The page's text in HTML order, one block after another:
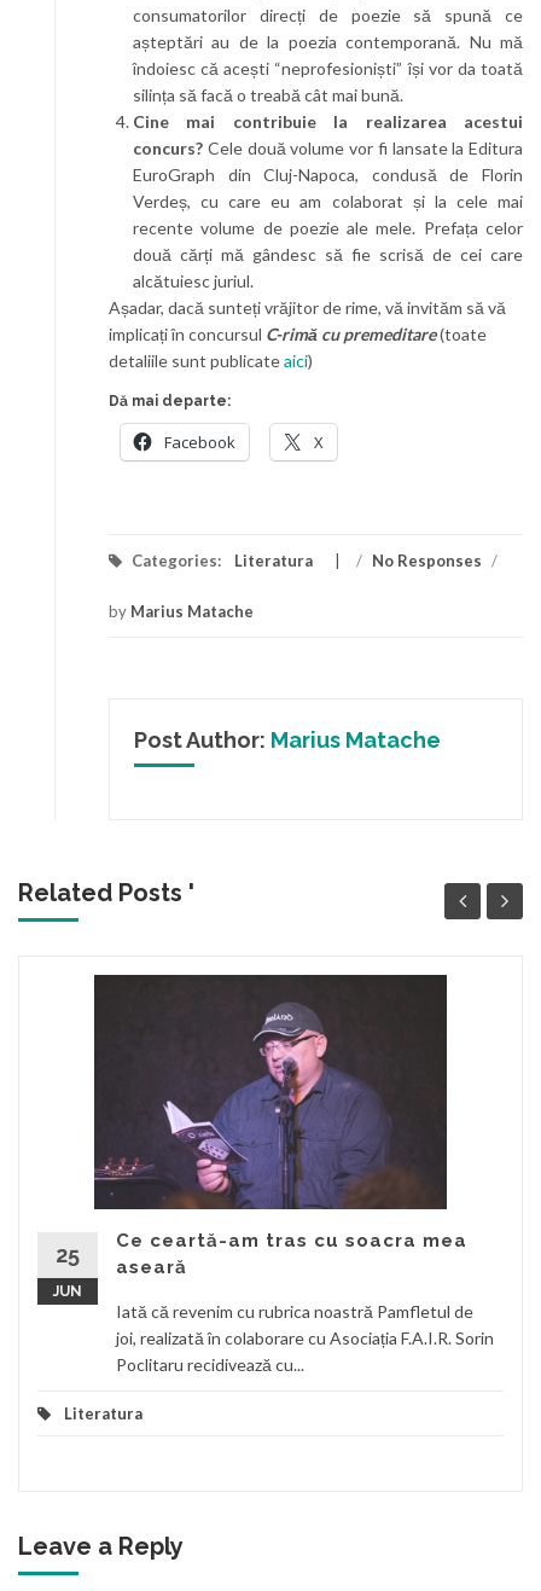
consumatorilor direcți de poezie să spună ce
așteptări au de la poezia contemporană. Nu mă
îndoiesc că acești “neprofesioniști” își vor da toată
silința să facă o treabă cât mai bună.
Cine mai contribuie la realizarea acestui
concurs? Cele două volume vor fi lansate la Editura
EuroGraph din Cluj-Napoca, condusă de Florin
Verdeș, cu care eu am colaborat și la cele mai
recente volume de poezie ale mele. Prefața celor
două cărți mă gândesc să fie scrisă de cei care
alcătuiesc juriul.
Așadar, dacă sunteți vrăjitor de rime, vă invităm să vă
implicați în concursul C-rimă cu premeditare(toate
detaliile sunt publicateaici)
Dă mai departe:
Facebook X
Categories: Literatura / No Responses /
by Marius Matache
Post Author: Marius Matache
Related Posts '
25
JUN
Ce ceartă-am tras cu soacra mea
aseară
Iată că revenim cu rubrica noastră Pamfletul de
joi, realizată în colaborare cu Asociația F.A.I.R. Sorin
Poclitaru recidivează cu...
Literatura
Leave a Reply